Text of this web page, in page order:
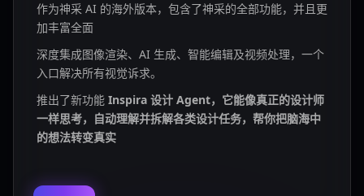
作为神采 AI 的海外版本，包含了神采的全部功能，并且更
加丰富全面
深度集成图像渲染、AI 生成、智能编辑及视频处理，一个
入口解决所有视觉诉求。
推出了新功能 Inspira 设计 Agent，它能像真正的设计师
一样思考，自动理解并拆解各类设计任务，帮你把脑海中
的想法转变真实